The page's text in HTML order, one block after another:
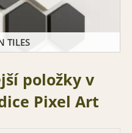
TILES
položky v
Pixel Art